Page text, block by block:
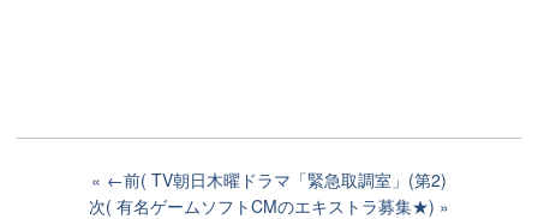
←前( TV朝日木曜ドラマ「緊急取調室」(第2)
次( 有名ゲームソフトCMのエキストラ募集★)